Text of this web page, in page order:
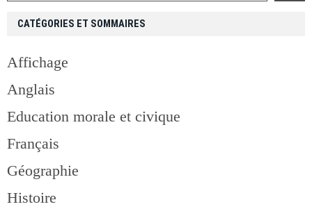
CATÉGORIES ET SOMMAIRES
Affichage
Anglais
Education morale et civique
Français
Géographie
Histoire